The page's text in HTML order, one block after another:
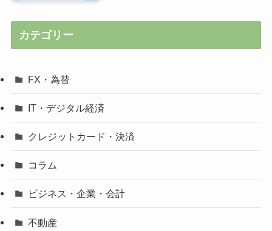
カテゴリー
FX・為替
IT・デジタル経済
クレジットカード・決済
コラム
ビジネス・企業・会計
不動産